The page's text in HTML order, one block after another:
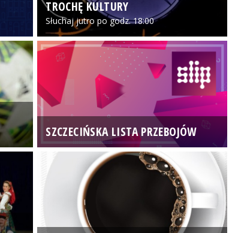
TROCHĘ KULTURY
Słuchaj jutro po godz. 18:00
SZCZECIŃSKA LISTA PRZEBOJÓW